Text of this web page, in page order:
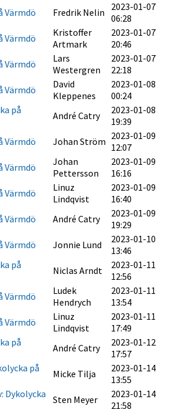
Värmdö
Fredrik Nelin
2023-01-07
06:28
Värmdö
Kristoffer
Artmark
2023-01-07
20:46
Värmdö
Lars
Westergren
2023-01-07
22:18
Värmdö
David
Kleppenes
2023-01-08
00:24
på
André Catry
2023-01-08
19:39
Värmdö
Johan Ström 2023-01-09
12:07
Värmdö
Johan
Pettersson
2023-01-09
16:16
Värmdö
Linuz
Lindqvist
2023-01-09
16:40
Värmdö
André Catry
2023-01-09
19:29
Värmdö
Jonnie Lund
2023-01-10
13:46
på
Niclas Arndt
2023-01-11
12:56
Värmdö
Ludek
Hendrych
2023-01-11
13:54
Värmdö
Linuz
Lindqvist
2023-01-11
17:49
på
André Catry
2023-01-12
17:57
på
Micke Tilja
2023-01-14
13:55
Dykolycka
Sten Meyer
2023-01-14
21:58